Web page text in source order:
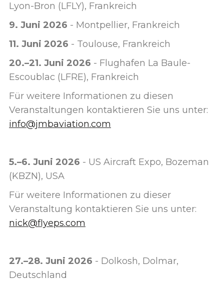
Lyon-Bron (LFLY), Frankreich
9. Juni 2026 - Montpellier, Frankreich
11. Juni 2026 - Toulouse, Frankreich
20.–21. Juni 2026 - Flughafen La Baule-
Escoublac (LFRE), Frankreich
Für weitere Informationen zu diesen
Veranstaltungen kontaktieren Sie uns unter:
info@jmbaviation.com
5.–6. Juni 2026 - US Aircraft Expo, Bozeman
(KBZN), USA
Für weitere Informationen zu dieser
Veranstaltung kontaktieren Sie uns unter:
nick@flyeps.com
27.–28. Juni 2026 - Dolkosh, Dolmar,
Deutschland